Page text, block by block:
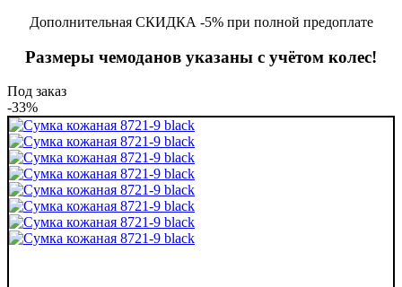
Дополнительная СКИДКА -5% при полной предоплате
Размеры чемоданов указаны с учётом колес!
Под заказ
-33%